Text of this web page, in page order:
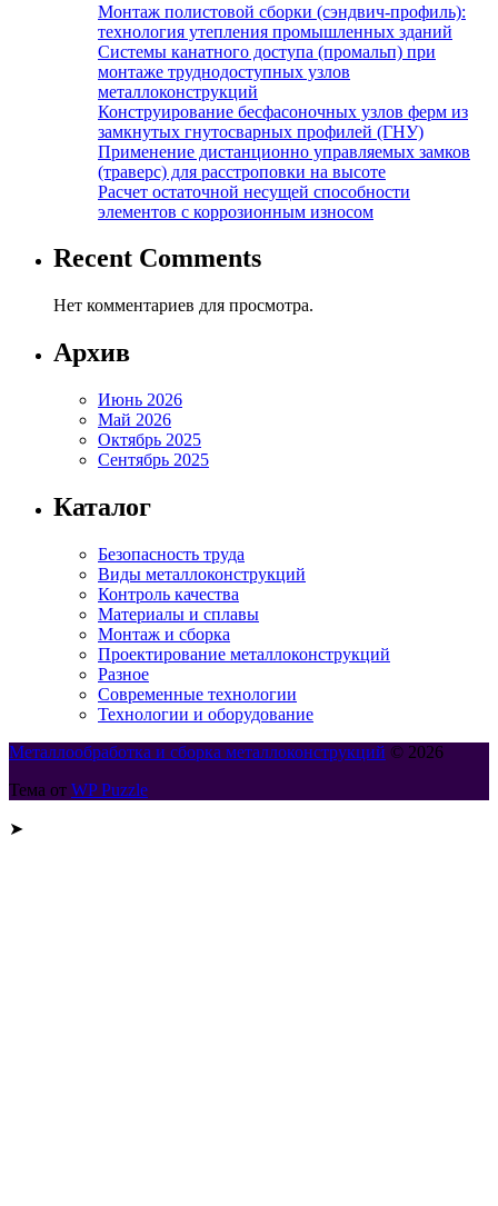
Монтаж полистовой сборки (сэндвич-профиль):
технология утепления промышленных зданий
Системы канатного доступа (промальп) при
монтаже труднодоступных узлов
металлоконструкций
Конструирование бесфасоночных узлов ферм из
замкнутых гнутосварных профилей (ГНУ)
Применение дистанционно управляемых замков
(траверс) для расстроповки на высоте
Расчет остаточной несущей способности
элементов с коррозионным износом
Recent Comments
Нет комментариев для просмотра.
Архив
Июнь 2026
Май 2026
Октябрь 2025
Сентябрь 2025
Каталог
Безопасность труда
Виды металлоконструкций
Контроль качества
Материалы и сплавы
Монтаж и сборка
Проектирование металлоконструкций
Разное
Современные технологии
Технологии и оборудование
Металлообработка и сборка металлоконструкций © 2026
Тема от WP Puzzle
➤